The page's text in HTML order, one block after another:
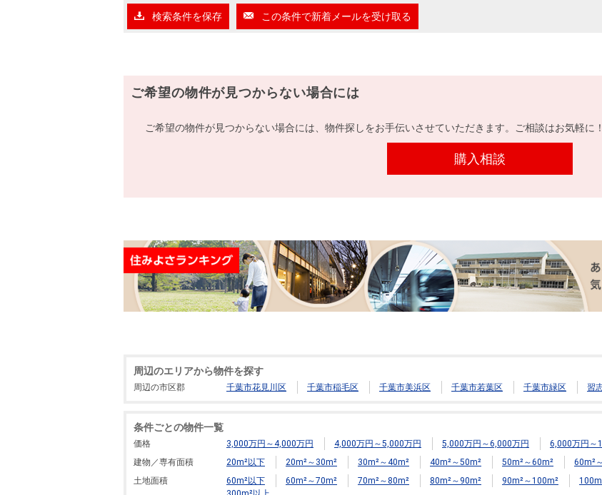
検索条件を保存 この条件で新着メールを受け取る
ご希望の物件が見つからない場合には
ご希望の物件が見つからない場合には、物件探しをお手伝いさせていただきます。ご相談はお気軽に！
購入相談
周辺のエリアから物件を探す
周辺の市区郡 千葉市花見川区 千葉市稲毛区 千葉市美浜区 千葉市若葉区 千葉市緑区 習
条件ごとの物件一覧
価格 3,000万円～4,000万円 4,000万円～5,000万円 5,000万円～6,000万円 6,000万円～
建物／専有面積
20m²以下 20m²～30m² 30m²～40m² 40m²～50m² 50m²～60m² 60m²
土地面積
60m²以下 60m²～70m² 70m²～80m² 80m²～90m² 90m²～100m²